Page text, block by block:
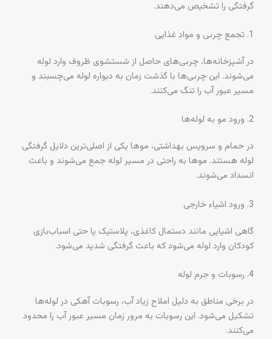
گرفتگی را تشخیص می‌دهند.
1. تجمع چربی و مواد غذایی
در آشپزخانه‌ها، چربی‌های حاصل از شستشوی ظروف وارد لوله
می‌شوند. این چربی‌ها با گذشت زمان به دیواره لوله می‌چسبند و
مسیر عبور آب را تنگ می‌کنند.
2. ورود مو به لوله‌ها
در حمام و سرویس بهداشتی، موها یکی از اصلی‌ترین دلایل گرفتگی
لوله هستند. موها به راحتی در مسیر لوله جمع می‌شوند و باعث
انسداد می‌شوند.
3. ورود اشیاء خارجی
گاهی اشیایی مانند دستمال کاغذی، پلاستیک یا حتی اسباب‌بازی
کودکان وارد لوله می‌شود که باعث گرفتگی شدید می‌شود.
4. رسوبات و جرم لوله
در برخی مناطق به دلیل املاح زیاد آب، رسوبات آهکی در لوله‌ها
تشکیل می‌شود. این رسوبات به مرور زمان مسیر عبور آب را محدود
می‌کنند.